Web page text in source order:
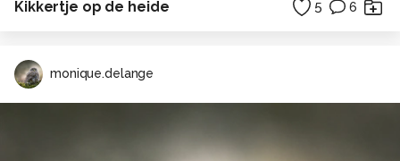
Kikkertje op de heide 5 6
monique.delange